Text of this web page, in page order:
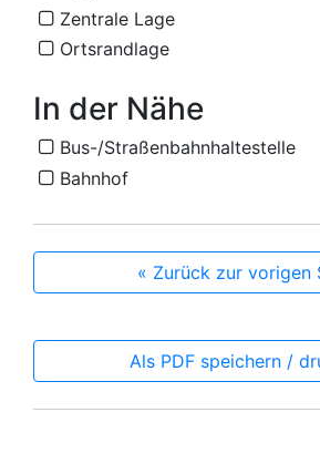
Zentrale Lage
Ortsrandlage
In der Nähe
Bus-/Straßenbahnhaltestelle
Bahnhof
« Zurück zur vorigen
Als PDF speichern /